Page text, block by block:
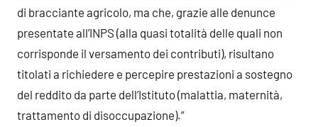
di bracciante agricolo, ma che, grazie alle denunce
presentate all’INPS (alla quasi totalità delle quali non
corrisponde il versamento dei contributi), risultano
titolati a richiedere e percepire prestazioni a sostegno
del reddito da parte dell’Istituto (malattia, maternità,
trattamento di disoccupazione).”